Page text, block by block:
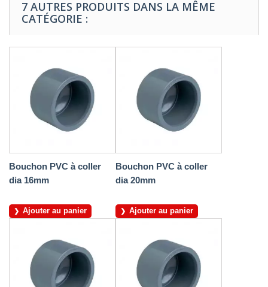
7 AUTRES PRODUITS DANS LA MÊME
CATÉGORIE :
Bouchon PVC à coller
dia 16mm
Ajouter au panier
Bouchon PVC à coller
dia 20mm
Ajouter au panier